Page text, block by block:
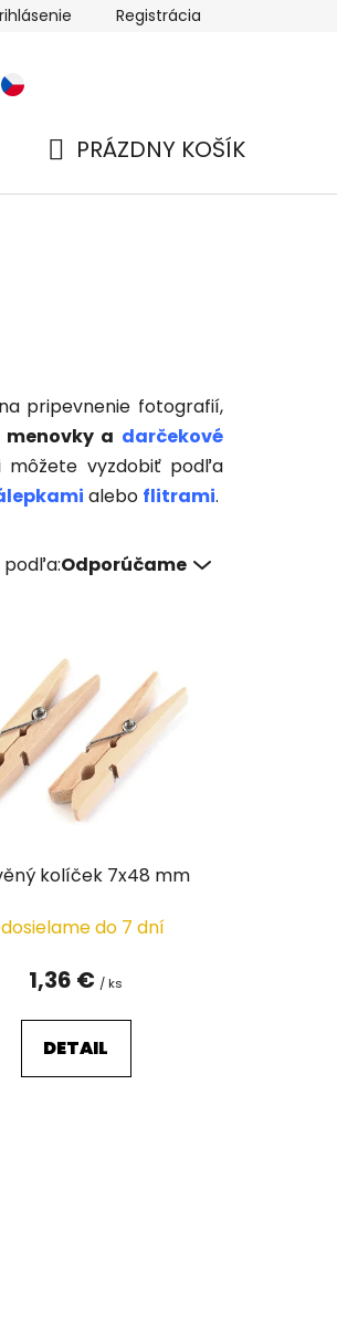
Blog Registrácia
PRÁZDNY KOŠÍK
pripevnenie fotografií,
menovky a darčekové
môžete vyzdobiť podľa
alebo flitrami.
podľa:Odporúčame
kolíček 7x48 mm
do 7 dní
1,36 € / ks
DETAIL